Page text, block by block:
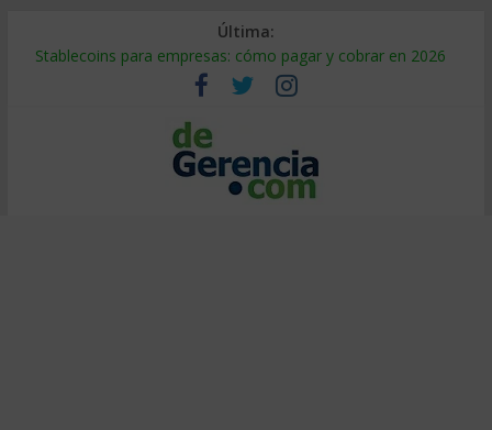
Última:
Stablecoins para empresas: cómo pagar y cobrar en 2026
Despido silencioso: qué es y por qué sale tan caro
IA en selección de personal: cómo auditarla a tiempo
Trabajo forzoso en la cadena de suministro: qué hacer
Mercado hispano de EE. UU.: cómo segmentarlo y venderle